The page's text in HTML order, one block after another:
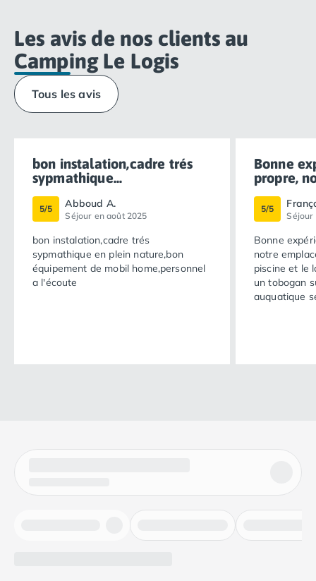
Les avis de nos clients au
Camping Le Logis
Tous les avis
bon instalation,cadre trés
sypmathique...
5/5 Abboud A.
Séjour en août 2025
bon instalation,cadre trés
sypmathique en plein nature,bon
équipement de mobil home,personnel
a l'écoute
Bonne
propre,
5/5
Séjour
Bonne
notre
piscine et le
un tobogan
auquatique